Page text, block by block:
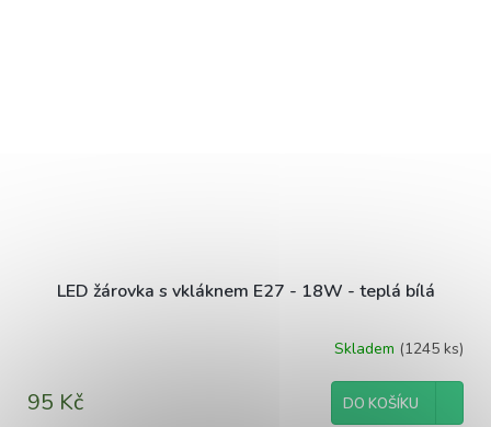
LED žárovka s vkláknem E27 - 18W - teplá bílá
Skladem (1245 ks)
95 Kč DO KOŠÍKU